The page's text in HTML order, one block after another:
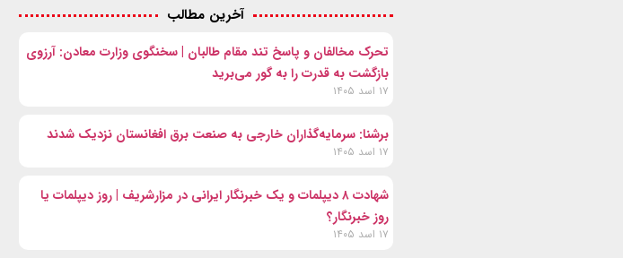
آخرین مطالب
تحرک مخالفان و پاسخ تند مقام طالبان | سخنگوی وزارت معادن: آرزوی
بازگشت به قدرت را به گور می‌برید
۱۷ اسد ۱۴۰۵
برشنا: سرمایه‌گذاران خارجی به صنعت برق افغانستان نزدیک شدند
۱۷ اسد ۱۴۰۵
شهادت ۸ دیپلمات و یک خبرنگار ایرانی در مزارشریف | روز دیپلمات یا
روز خبرنگار؟
۱۷ اسد ۱۴۰۵